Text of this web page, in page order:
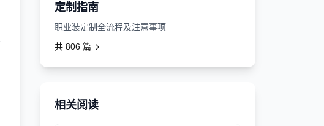
定制指南
职业装定制全流程及注意事项
共 806 篇
相关阅读